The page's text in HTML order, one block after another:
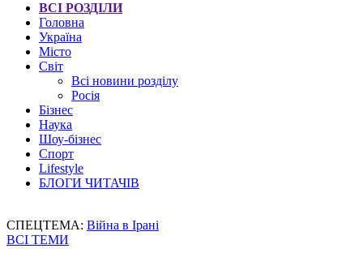
ВСІ РОЗДІЛИ
Головна
Україна
Місто
Світ
Всі новини розділу
Росія
Бізнес
Наука
Шоу-бізнес
Спорт
Lifestyle
БЛОГИ ЧИТАЧІВ
СПЕЦТЕМА: Війна в Ірані
ВСІ ТЕМИ